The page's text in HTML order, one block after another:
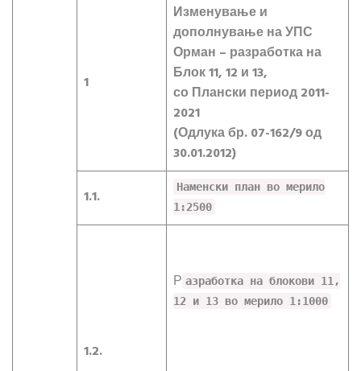
1
Изменување и
дополнување на УПС
Орман – разработка на
Блок 11, 12 и 13,
со Плански период 2011-
2021
(Одлука бр. 07-162/9 од
30.01.2012)
1.1.
Наменски план во мерило
1:2500
1.2.
Р азработка на блокови 11,
12 и 13 во мерило 1:1000